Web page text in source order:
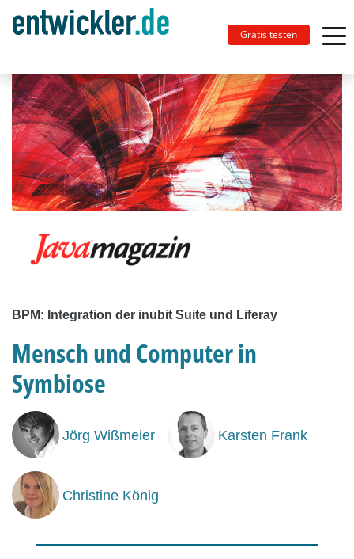
Gratis testen
BPM: Integration der inubit Suite und Liferay
Mensch und Computer in
Symbiose
Jörg Wißmeier Karsten Frank
Christine König